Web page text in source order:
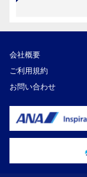
会社概要
ご利用規約
お問い合わせ